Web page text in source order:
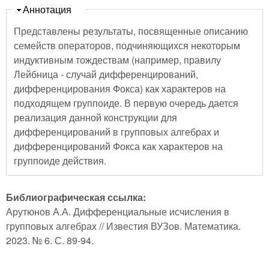
Скрыть
Аннотация
Представлены результаты, посвященные описанию
семейств операторов, подчиняющихся некоторым
индуктивным тождествам (например, правилу
Лейбница - случай дифференцирований,
дифференцирования Фокса) как характеров на
подходящем группоиде. В первую очередь дается
реализация данной конструкции для
дифференцирований в групповых алгебрах и
дифференцирований Фокса как характеров на
группоиде действия.
Библиографическая ссылка:
Арутюнов А.А. Дифференциальные исчисления в
групповых алгебрах // Известия ВУЗов. Математика.
2023. № 6. С. 89-94.